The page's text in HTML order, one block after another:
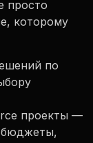
просто
которому
по
проекты —
бюджеты,